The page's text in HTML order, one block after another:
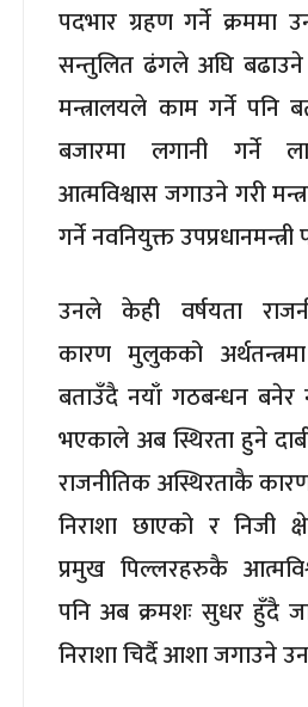
पदभार ग्रहण गर्ने क्रममा
सन्तुलित ढंगले अघि
मन्त्रालयले काम गर्ने पनि
बजारमा लगानी गर्ने
आत्मविश्वास जगाउने गरी
गर्ने नवनियुक्त
उनले केही वर्षयता
कारण मुलुकको
बताउँदै नयाँ गठबन्धन बनेर
भएकाले अब स्थिरता हुने
राजनीतिक अस्थिरताकै
निराशा छाएको र निजी
प्रमुख पिल्लरहरुकै
पनि अब क्रमशः सुधर हुँदै
निराशा चिर्दै आशा जगाउने